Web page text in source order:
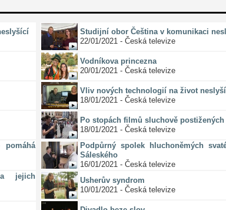
pomáhá
jejich
Studijní obor Čeština v komunikaci
22/01/2021 - Česká televize
Vodníkova princezna
20/01/2021 - Česká televize
Vliv nových technologií na život
18/01/2021 - Česká televize
Po stopách filmů sluchově postižených
18/01/2021 - Česká televize
Podpůrný spolek hluchoněmých
Sáleského
16/01/2021 - Česká televize
Usherův syndrom
10/01/2021 - Česká televize